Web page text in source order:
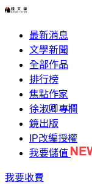
最新消息
文學新聞
全部作品
排行榜
焦點作家
徐淑卿專欄
鏡出版
IP改編授權
我要儲值
我要收費